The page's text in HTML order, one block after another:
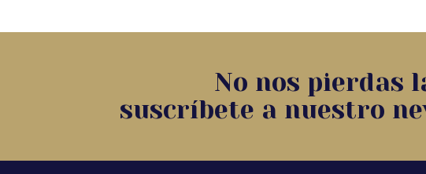
No nos pierdas
suscríbete a nuestro